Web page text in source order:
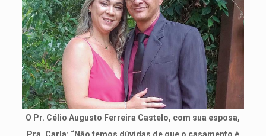
O Pr. Célio Augusto Ferreira Castelo, com sua esposa,